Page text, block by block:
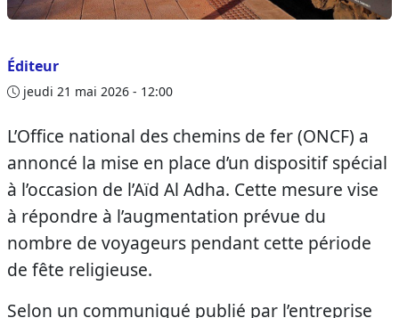
Éditeur
jeudi 21 mai 2026 - 12:00
L’Office national des chemins de fer (ONCF) a
annoncé la mise en place d’un dispositif spécial
à l’occasion de l’Aïd Al Adha. Cette mesure vise
à répondre à l’augmentation prévue du
nombre de voyageurs pendant cette période
de fête religieuse.
Selon un communiqué publié par l’entreprise